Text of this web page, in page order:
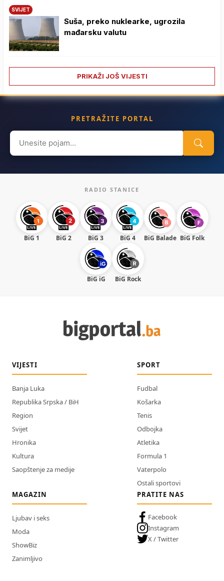
SVIJET
Suša, preko nuklearke, ugrozila
mađarsku valutu
PRIKAŽI JOŠ VIJESTI
PRETRAŽITE PORTAL
Search
for:
RADIO STANICE
BiG 1 BiG 2 BiG 3 BiG 4 BiG Balade BiG Folk
BiG iG BiG Rock
VIJESTI
Banja Luka
Republika Srpska / BiH
Region
Svijet
Hronika
Kultura
Saopštenje za medije
SPORT
Fudbal
Košarka
Tenis
Odbojka
Atletika
Formula 1
Vaterpolo
Ostali sportovi
MAGAZIN
Ljubav i seks
Moda
ShowBiz
Zanimljivo
PRATITE NAS
Facebook
Instagram
X / Twitter